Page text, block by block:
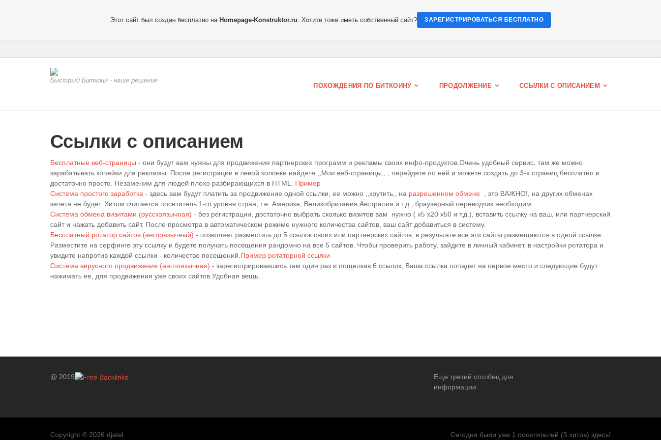
Быстрый Биткоин - наше решение
ПОХОЖДЕНИЯ ПО БИТКОИНУ ПРОДОЛЖЕНИЕ ССЫЛКИ С ОПИСАНИЕМ
Ссылки с описанием
Бесплатные веб-страницы - они будут вам нужны для продвижения партнерских программ и рекламы своих инфо-продуктов.Очень удобный сервис, там же можно
зарабатывать копейки для рекламы. После регистрации в левой колонке найдете ,,Мои веб-страницы,, , перейдете по ней и можете создать до 3-х страниц бесплатно и
достаточно просто. Незаменим для людей плохо разбирающихся в HTML. Пример
Система простого заработка - здесь вам будут платить за продвижение одной ссылки, ее можно ,,крутить,, на разрешенном обмене
, это ВАЖНО!, на других обменах
зачета не будет. Хитом считается посетитель 1-го уровня стран, т.е. Америка, Великобритания,Австралия и т.д., браузерный переводчик необходим.
Система обмена визитами (русскоязычная) - без регистрации, достаточно выбрать сколько визитов вам нужно ( х5 х20 х50 и т.д.), вставить ссылку на ваш, или партнерский
сайт и нажать добавить сайт. После просмотра в автоматическом режиме нужного количества сайтов, ваш сайт добавиться в систему.
Бесплатный ротатор сайтов (англоязычный) - позволяет разместить до 5 ссылок своих или партнерских сайтов, в результате все эти сайты размещаются в одной ссылке.
Разместите на серфинге эту ссылку и будете получать посещения рандомно на все 5 сайтов. Чтобы проверить работу, зайдите в личный кабинет, в настройки ротатора и
увидите напротив каждой ссылки - количество посещений. Пример ротаторной ссылки
Система вирусного продвижения (англоязычная) - зарегистрировавшись там один раз и пощелкав 6 ссылок, Ваша ссылка попадет на первое место и следующие будут
нажимать ее, для продвижения уже своих сайтов.Удобная вещь.
@ 2019
Еще третий столбец для
информации
Copyright © 2026 djatel Сегодня были уже 1 посетителей (3 хитов) здесь!
Этот сайт был создан бесплатно на Homepage-Konstruktor.ru . Хотите тоже иметь собственный сайт? ЗАРЕГИСТРИРОВАТЬСЯ БЕСПЛАТНО